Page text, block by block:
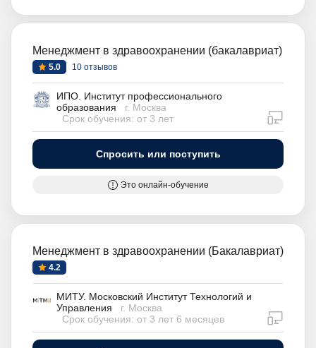
Менеджмент в здравоохранении (бакалавриат)
5.0 10 отзывов
ИПО. Институт профессионального
образования
г. Москва
Срок обучения: от 3 лет
Спросить или поступить
Это онлайн-обучение
Менеджмент в здравоохранении (Бакалавриат)
4.2
МИТУ. Московский Институт Технологий и
Управления
г. Москва
Срок обучения: от 3 лет 6 месяцев